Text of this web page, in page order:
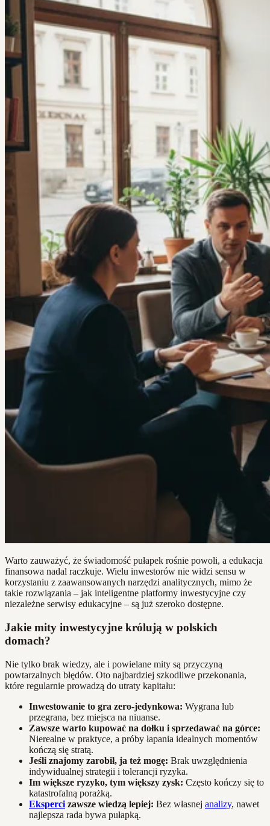
Warto zauważyć, że świadomość pułapek rośnie powoli, a edukacja
finansowa nadal raczkuje. Wielu inwestorów nie widzi sensu w
korzystaniu z zaawansowanych narzędzi analitycznych, mimo że
takie rozwiązania – jak inteligentne platformy inwestycyjne czy
niezależne serwisy edukacyjne – są już szeroko dostępne.
Jakie mity inwestycyjne królują w polskich
domach?
Nie tylko brak wiedzy, ale i powielane mity są przyczyną
powtarzalnych błędów. Oto najbardziej szkodliwe przekonania,
które regularnie prowadzą do utraty kapitału:
Inwestowanie to gra zero-jedynkowa: Wygrana lub
przegrana, bez miejsca na niuanse.
Zawsze warto kupować na dołku i sprzedawać na górce:
Nierealne w praktyce, a próby łapania idealnych momentów
kończą się stratą.
Jeśli znajomy zarobił, ja też mogę: Brak uwzględnienia
indywidualnej strategii i tolerancji ryzyka.
Im większe ryzyko, tym większy zysk: Często kończy się to
katastrofalną porażką.
Eksperci zawsze wiedzą lepiej: Bez własnej analizy, nawet
najlepsza rada bywa pułapką.